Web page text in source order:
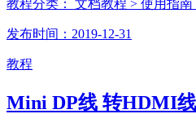
教程分类： 文档教程 > 使用指南
发布时间：2019-12-31
教程
Mini DP线 转HDMI